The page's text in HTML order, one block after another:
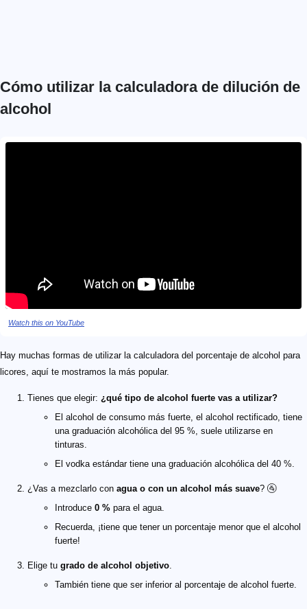
Cómo utilizar la calculadora de dilución de
alcohol
Watch this on YouTube
Hay muchas formas de utilizar la calculadora del porcentaje de alcohol para
licores, aquí te mostramos la más popular.
Tienes que elegir: ¿qué tipo de alcohol fuerte vas a utilizar?
El alcohol de consumo más fuerte, el alcohol rectificado, tiene
una graduación alcohólica del 95 %, suele utilizarse en
tinturas.
El vodka estándar tiene una graduación alcohólica del 40 %.
¿Vas a mezclarlo con agua o con un alcohol más suave? 🚰
Introduce 0 % para el agua.
Recuerda, ¡tiene que tener un porcentaje menor que el alcohol
fuerte!
Elige tu grado de alcohol objetivo.
También tiene que ser inferior al porcentaje de alcohol fuerte.